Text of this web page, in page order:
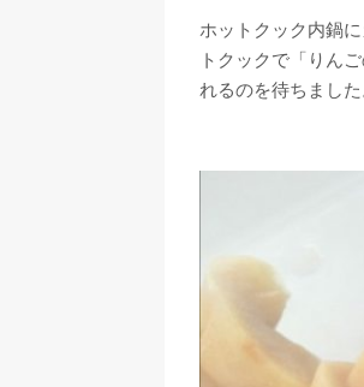
ホットクック内鍋
トクックで「りん
れるのを待ちました